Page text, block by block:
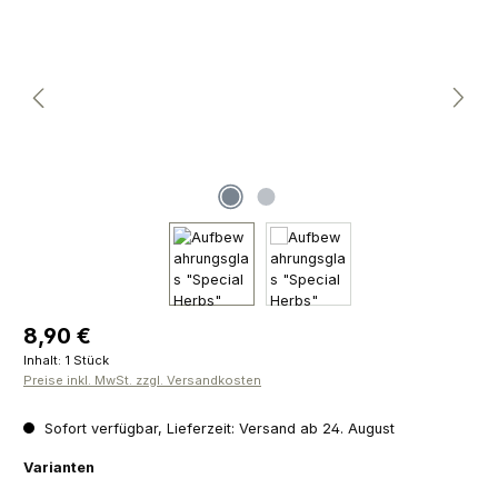
Regulärer Preis:
8,90 €
Inhalt: 1 Stück
Preise inkl. MwSt. zzgl. Versandkosten
Sofort verfügbar, Lieferzeit: Versand ab 24. August
Varianten